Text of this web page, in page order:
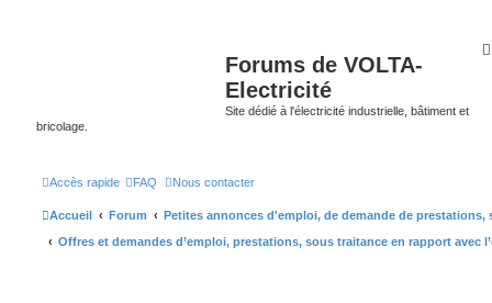
Forums de VOLTA-
Electricité
Site dédié à l'électricité industrielle, bâtiment et
bricolage.
Accès rapide FAQ Nous contacter
Accueil Forum
Petites annonces d'emploi, de demande de prestations,
Offres et demandes d’emploi, prestations, sous traitance en rapport avec